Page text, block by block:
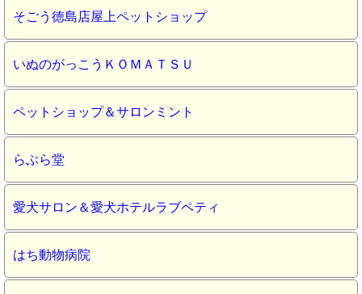
そごう徳島店屋上ペットショップ
いぬのがっこうＫＯＭＡＴＳＵ
ペットショップ＆サロンミント
らぶら堂
愛犬サロン＆愛犬ホテルラブペティ
はち動物病院